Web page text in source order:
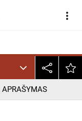
more_vert
APRAŠYMAS